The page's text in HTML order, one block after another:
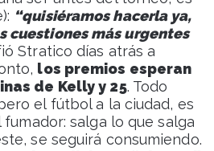
“quisiéramos hacerla ya,
cuestiones más urgentes
Stratico días atrás a
los premios esperan
de Kelly y 25. Todo
el fútbol a la ciudad, es
salga lo que salga
se seguirá consumiendo.